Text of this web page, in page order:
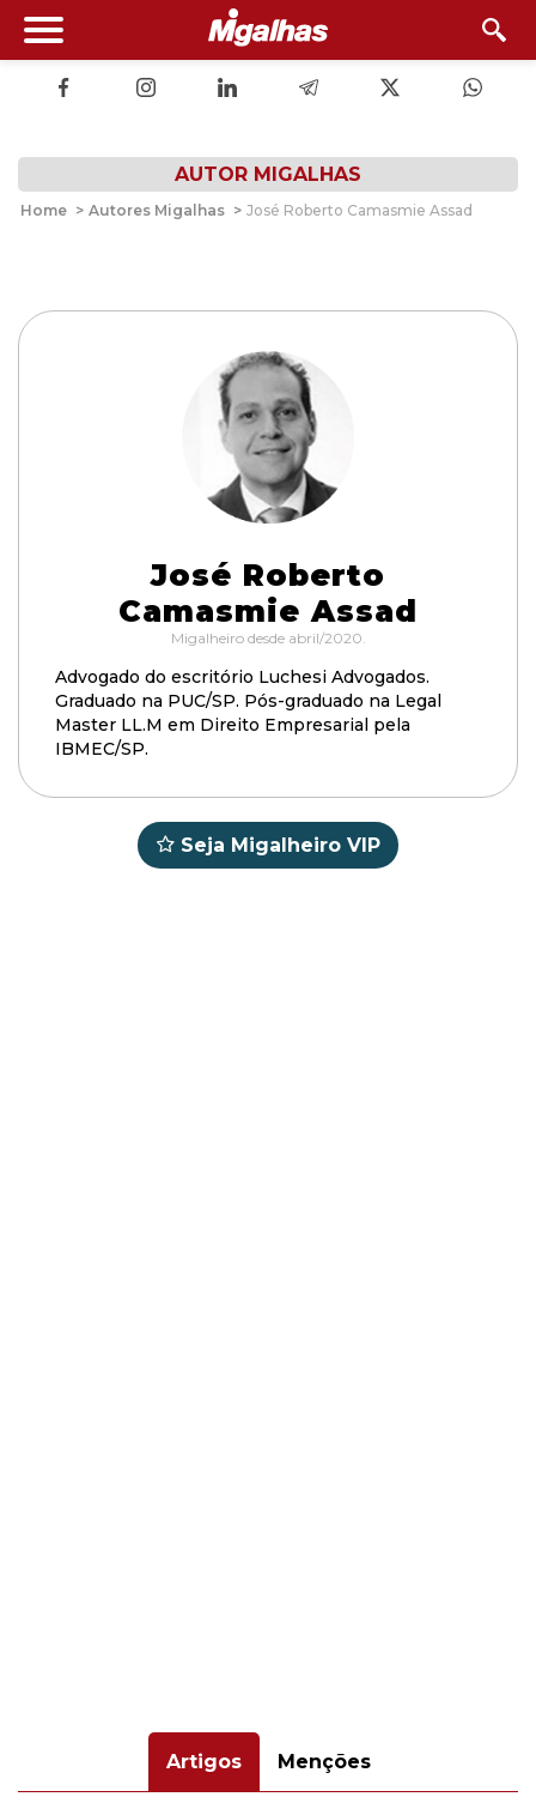
AUTOR MIGALHAS
Home > Autores Migalhas > José Roberto Camasmie Assad
José Roberto
Camasmie Assad
Migalheiro desde abril/2020.
Advogado do escritório Luchesi Advogados.
Graduado na PUC/SP. Pós-graduado na Legal
Master LL.M em Direito Empresarial pela
IBMEC/SP.
Seja Migalheiro VIP
Artigos Menções